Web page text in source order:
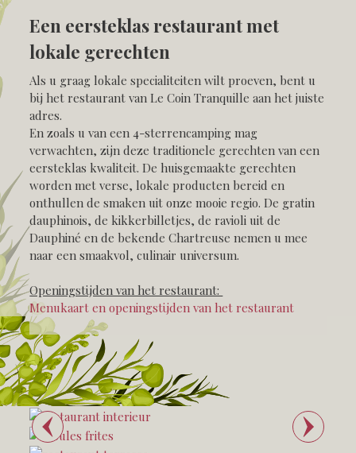
Een eersteklas restaurant met
lokale gerechten
Als u graag lokale specialiteiten wilt proeven, bent u
bij het restaurant van Le Coin Tranquille aan het juiste
adres.
En zoals u van een 4-sterrencamping mag
verwachten, zijn deze traditionele gerechten van een
eersteklas kwaliteit. De huisgemaakte gerechten
worden met verse, lokale producten bereid en
onthullen de smaken uit onze mooie regio. De gratin
dauphinois, de kikkerbilletjes, de ravioli uit de
Dauphiné en de bekende Chartreuse nemen u mee
naar een smaakvol, culinair universum.
Openingstijden van het restaurant:
Menukaart en openingstijden van het restaurant